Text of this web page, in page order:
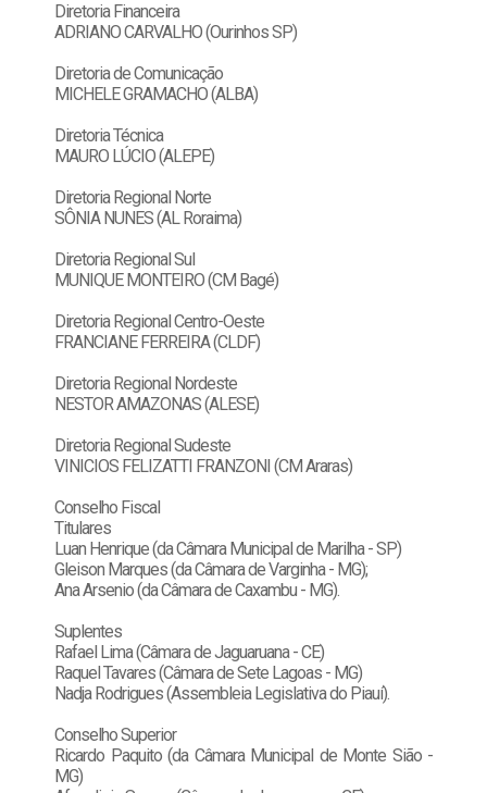
Diretoria Financeira
ADRIANO CARVALHO (Ourinhos SP)
Diretoria de Comunicação
MICHELE GRAMACHO (ALBA)
Diretoria Técnica
MAURO LÚCIO (ALEPE)
Diretoria Regional Norte
SÔNIA NUNES (AL Roraima)
Diretoria Regional Sul
MUNIQUE MONTEIRO (CM Bagé)
Diretoria Regional Centro-Oeste
FRANCIANE FERREIRA (CLDF)
Diretoria Regional Nordeste
NESTOR AMAZONAS (ALESE)
Diretoria Regional Sudeste
VINICIOS FELIZATTI FRANZONI (CM Araras)
Conselho Fiscal
Titulares
Luan Henrique (da Câmara Municipal de Marilha - SP)
Gleison Marques (da Câmara de Varginha - MG);
Ana Arsenio (da Câmara de Caxambu - MG).
Suplentes
Rafael Lima (Câmara de Jaguaruana - CE)
Raquel Tavares (Câmara de Sete Lagoas - MG)
Nadja Rodrigues (Assembleia Legislativa do Piauí).
Conselho Superior
Ricardo Paquito (da Câmara Municipal de Monte Sião -
MG)